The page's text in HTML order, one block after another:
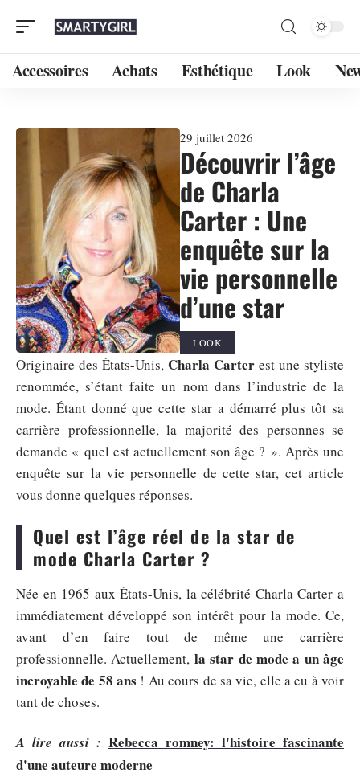
Accessoires Achats Esthétique Look
29 juillet 2026
Découvrir l’âge
de Charla
Carter : Une
enquête sur la
vie personnelle
d’une star
LOOK
Originaire des États-Unis, Charla Carter est une styliste
renommée, s’étant faite un nom dans l’industrie de la
mode. Étant donné que cette star a démarré plus tôt sa
carrière professionnelle, la majorité des personnes se
demande « quel est actuellement son âge ? ». Après une
enquête sur la vie personnelle de cette star, cet article
vous donne quelques réponses.
Quel est l’âge réel de la star de
mode Charla Carter ?
Née en 1965 aux États-Unis, la célébrité Charla Carter a
immédiatement développé son intérêt pour la mode. Ce,
avant d’en faire tout de même une carrière
professionnelle. Actuellement, la star de mode a un âge
incroyable de 58 ans ! Au cours de sa vie, elle a eu à voir
tant de choses.
A lire aussi : Rebecca romney: l'histoire fascinante
d'une auteure moderne